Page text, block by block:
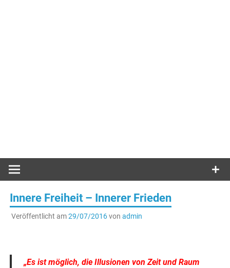
Innere Freiheit – Innerer Frieden
Veröffentlicht am29/07/2016von admin
„Es ist möglich, die Illusionen von Zeit und Raum